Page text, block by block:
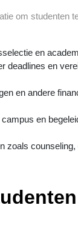
om studenten
en
deadlines en
en andere
en
zoals